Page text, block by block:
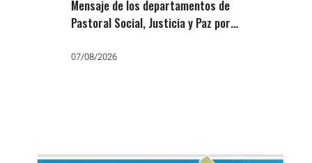
Mensaje de los departamentos de
Pastoral Social, Justicia y Paz por
trabajo, el pan y la paz»
07/08/2026